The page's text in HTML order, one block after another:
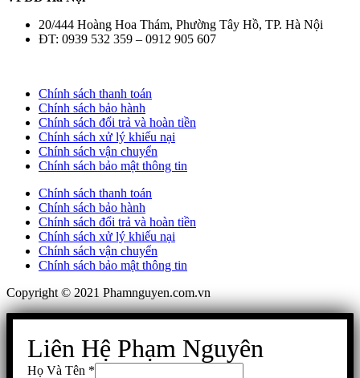
20/444 Hoàng Hoa Thám, Phường Tây Hồ, TP. Hà Nội
ĐT: 0939 532 359 – 0912 905 607
Chính sách thanh toán
Chính sách bảo hành
Chính sách đổi trả và hoàn tiền
Chính sách xử lý khiếu nại
Chính sách vận chuyển
Chính sách bảo mật thông tin
Chính sách thanh toán
Chính sách bảo hành
Chính sách đổi trả và hoàn tiền
Chính sách xử lý khiếu nại
Chính sách vận chuyển
Chính sách bảo mật thông tin
Copyright © 2021 Phamnguyen.com.vn
Liên Hệ Phạm Nguyên
Họ Và Tên *